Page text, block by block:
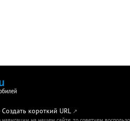
короткий URL ↗